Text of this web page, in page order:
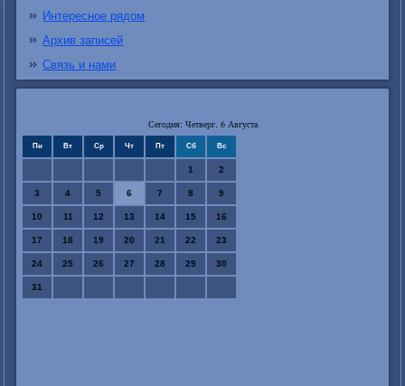
Интересное рядом
Архив записей
Связь и нами
Сегодня: Четверг, 6 Августа
Пн Вт Ср Чт Пт Сб Вс
1 2
3 4 5 6 7 8 9
10 11 12 13 14 15 16
17 18 19 20 21 22 23
24 25 26 27 28 29 30
31